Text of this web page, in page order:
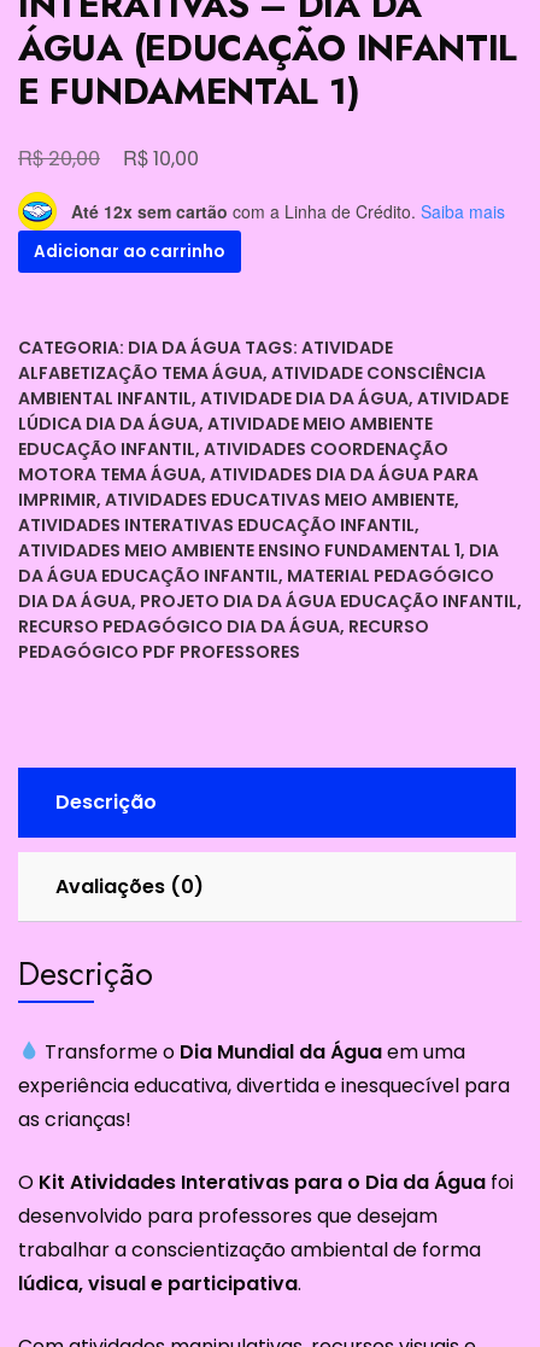
ÁGUA (EDUCAÇÃO INFANTIL
E FUNDAMENTAL 1)
R$20,00
O
original
era:
R$10,00
atual
é:
Até 12x sem cartão com a Linha de Crédito. Saiba mais
KIT
ATIVIDADES
DIA
DA
ÁGUA
(EDUCAÇÃO
INFANTIL
E
FUNDAMENTAL
1)
quantidade
Adicionar ao carrinho
CATEGORIA: DIA DA ÁGUA TAGS: ATIVIDADE
ALFABETIZAÇÃO TEMA ÁGUA, ATIVIDADE CONSCIÊNCIA
AMBIENTAL INFANTIL, ATIVIDADE DIA DA ÁGUA, ATIVIDADE
LÚDICA DIA DA ÁGUA, ATIVIDADE MEIO AMBIENTE
EDUCAÇÃO INFANTIL, ATIVIDADES COORDENAÇÃO
MOTORA TEMA ÁGUA, ATIVIDADES DIA DA ÁGUA PARA
IMPRIMIR, ATIVIDADES EDUCATIVAS MEIO AMBIENTE,
ATIVIDADES INTERATIVAS EDUCAÇÃO INFANTIL,
ATIVIDADES MEIO AMBIENTE ENSINO FUNDAMENTAL 1, DIA
DA ÁGUA EDUCAÇÃO INFANTIL, MATERIAL PEDAGÓGICO
DIA DA ÁGUA, PROJETO DIA DA ÁGUA EDUCAÇÃO INFANTIL,
RECURSO PEDAGÓGICO DIA DA ÁGUA, RECURSO
PEDAGÓGICO PDF PROFESSORES
Descrição
Avaliações (0)
Descrição
Transforme o Dia Mundial da Águaem uma
experiência educativa, divertida e inesquecível para
as crianças!
O Kit Atividades Interativas para o Dia da Água foi
desenvolvido para professores que desejam
trabalhar a conscientização ambiental de forma
lúdica, visual e participativa.